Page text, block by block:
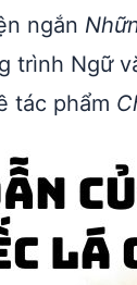
ngắn
trình Ngữ
tác phẩm